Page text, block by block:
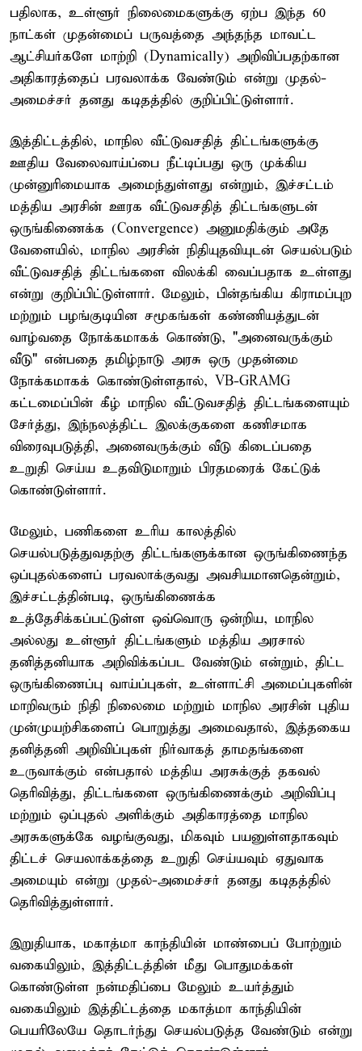
பதிலாக, உள்ளூர் நிலைமைகளுக்கு ஏற்ப இந்த 60
நாட்கள் முதன்மைப் பருவத்தை அந்தந்த மாவட்ட
ஆட்சியர்களே மாற்றி (Dynamically) அறிவிப்பதற்கான
அதிகாரத்தைப் பரவலாக்க வேண்டும் என்று முதல்-
அமைச்சர் தனது கடிதத்தில் குறிப்பிட்டுள்ளார்.
இத்திட்டத்தில், மாநில வீட்டுவசதித் திட்டங்களுக்கு
ஊதிய வேலைவாய்ப்பை நீட்டிப்பது ஒரு முக்கிய
முன்னுரிமையாக அமைந்துள்ளது என்றும், இச்சட்டம்
மத்திய அரசின் ஊரக வீட்டுவசதித் திட்டங்களுடன்
ஒருங்கிணைக்க (Convergence) அனுமதிக்கும் அதே
வேளையில், மாநில அரசின் நிதியுதவியுடன் செயல்படும்
வீட்டுவசதித் திட்டங்களை விலக்கி வைப்பதாக உள்ளது
என்று குறிப்பிட்டுள்ளார். மேலும், பின்தங்கிய கிராமப்புற
மற்றும் பழங்குடியின சமூகங்கள் கண்ணியத்துடன்
வாழ்வதை நோக்கமாகக் கொண்டு, "அனைவருக்கும்
வீடு" என்பதை தமிழ்நாடு அரசு ஒரு முதன்மை
நோக்கமாகக் கொண்டுள்ளதால், VB-GRAMG
கட்டமைப்பின் கீழ் மாநில வீட்டுவசதித் திட்டங்களையும்
சேர்த்து, இந்நலத்திட்ட இலக்குகளை கணிசமாக
விரைவுபடுத்தி, அனைவருக்கும் வீடு கிடைப்பதை
உறுதி செய்ய உதவிடுமாறும் பிரதமரைக் கேட்டுக்
கொண்டுள்ளார்.
மேலும், பணிகளை உரிய காலத்தில்
செயல்படுத்துவதற்கு திட்டங்களுக்கான ஒருங்கிணைந்த
ஒப்புதல்களைப் பரவலாக்குவது அவசியமானதென்றும்,
இச்சட்டத்தின்படி, ஒருங்கிணைக்க
உத்தேசிக்கப்பட்டுள்ள ஒவ்வொரு ஒன்றிய, மாநில
அல்லது உள்ளூர் திட்டங்களும் மத்திய அரசால்
தனித்தனியாக அறிவிக்கப்பட வேண்டும் என்றும், திட்ட
ஒருங்கிணைப்பு வாய்ப்புகள், உள்ளாட்சி அமைப்புகளின்
மாறிவரும் நிதி நிலைமை மற்றும் மாநில அரசின் புதிய
முன்முயற்சிகளைப் பொறுத்து அமைவதால், இத்தகைய
தனித்தனி அறிவிப்புகள் நிர்வாகத் தாமதங்களை
உருவாக்கும் என்பதால் மத்திய அரசுக்குத் தகவல்
தெரிவித்து, திட்டங்களை ஒருங்கிணைக்கும் அறிவிப்பு
மற்றும் ஒப்புதல் அளிக்கும் அதிகாரத்தை மாநில
அரசுகளுக்கே வழங்குவது, மிகவும் பயனுள்ளதாகவும்
திட்டச் செயலாக்கத்தை உறுதி செய்யவும் ஏதுவாக
அமையும் என்று முதல்-அமைச்சர் தனது கடிதத்தில்
தெரிவித்துள்ளார்.
இறுதியாக, மகாத்மா காந்தியின் மாண்பைப் போற்றும்
வகையிலும், இத்திட்டத்தின் மீது பொதுமக்கள்
கொண்டுள்ள நன்மதிப்பை மேலும் உயர்த்தும்
வகையிலும் இத்திட்டத்தை மகாத்மா காந்தியின்
பெயரிலேயே தொடர்ந்து செயல்படுத்த வேண்டும் என்று